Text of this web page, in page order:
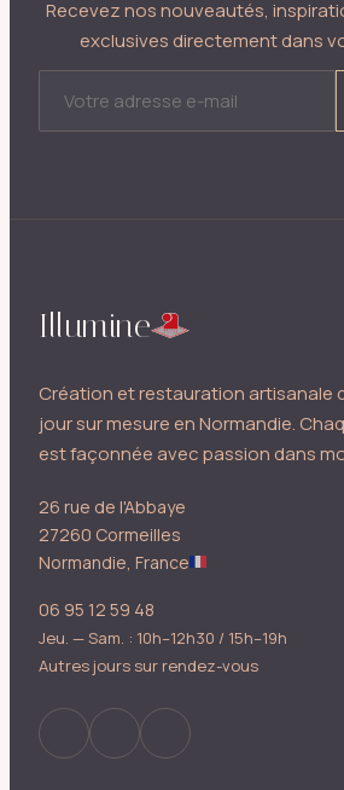
Recevez nos nouveautés,
exclusives directement dans
Illumine
Création et restauration artisanale
jour sur mesure en Normandie.
est façonnée avec passion dans
26 rue de l'Abbaye
27260 Cormeilles
Normandie, France
06 95 12 59 48
Jeu. — Sam. : 10h–12h30 / 15h–19h
Autres jours sur rendez-vous